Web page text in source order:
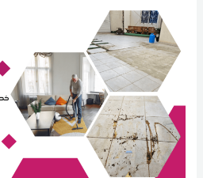
شركة
تنظيف
منازل
وفلل
بحائل
–
0531459153
–
جلي